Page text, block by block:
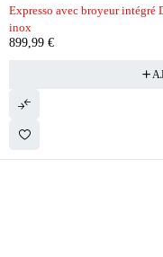
Expresso avec broyeur
inox
899,99 €